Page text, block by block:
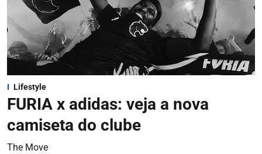
Lifestyle
FURIA x adidas: veja a nova
camiseta do clube
The Move